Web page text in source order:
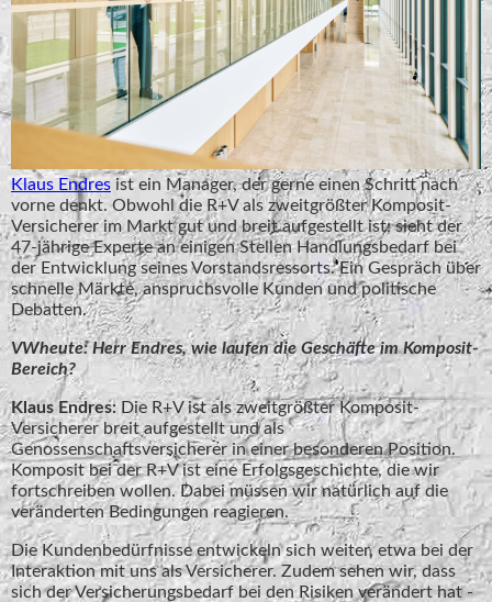
Klaus Endres ist ein Manager, der gerne einen Schritt nach
vorne denkt. Obwohl die R+V als zweitgrößter Komposit-
Versicherer im Markt gut und breit aufgestellt ist, sieht der
47-jährige Experte an einigen Stellen Handlungsbedarf bei
der Entwicklung seines Vorstandsressorts. Ein Gespräch über
schnelle Märkte, anspruchsvolle Kunden und politische
Debatten.
VWheute: Herr Endres, wie laufen die Geschäfte im Komposit-
Bereich?
Klaus Endres: Die R+V ist als zweitgrößter Komposit-
Versicherer breit aufgestellt und als
Genossenschaftsversicherer in einer besonderen Position.
Komposit bei der R+V ist eine Erfolgsgeschichte, die wir
fortschreiben wollen. Dabei müssen wir natürlich auf die
veränderten Bedingungen reagieren.
Die Kundenbedürfnisse entwickeln sich weiter, etwa bei der
Interaktion mit uns als Versicherer. Zudem sehen wir, dass
sich der Versicherungsbedarf bei den Risiken verändert hat -